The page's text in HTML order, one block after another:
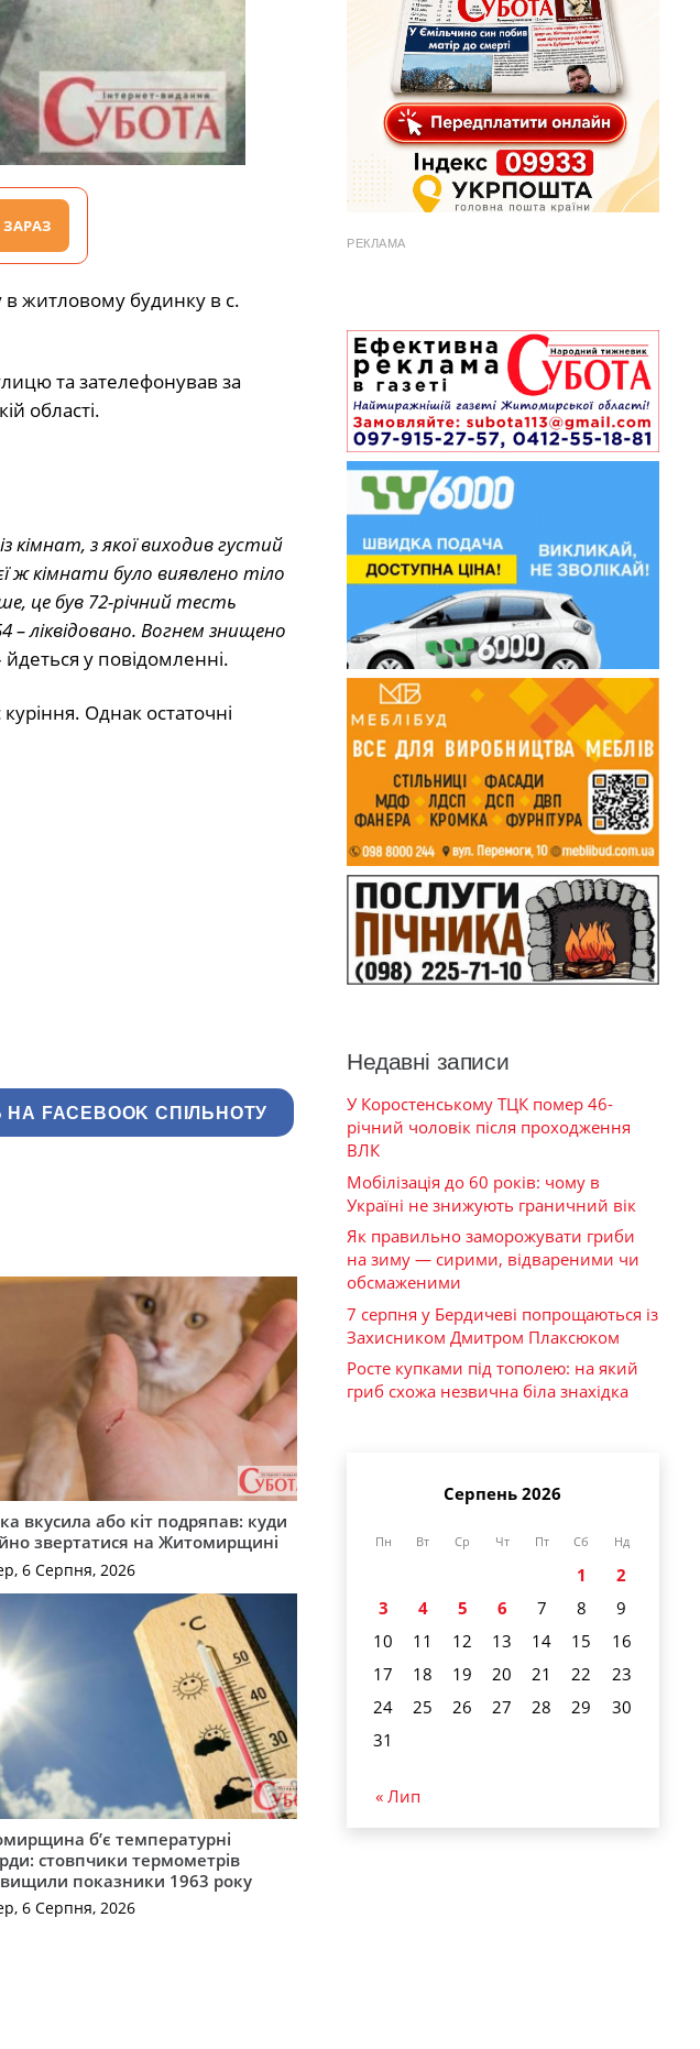
житловому будинку в с.
та зателефонував за
області.
кімнат, з якої виходив густий
ж кімнати було виявлено тіло
це був 72-річний тесть
ліквідовано. Вогнем знищено
йдеться у повідомленні.
Однак остаточні
FACEBOOK СПІЛЬНОТУ
вкусила або кіт подряпав: куди
звертатися на Житомирщині
6 Серпня, 2026
б’є температурні
стовпчики термометрів
показники 1963 року
6 Серпня, 2026
РЕКЛАМА
Недавні записи
У Коростенському ТЦК помер 46-
річний чоловік після проходження
ВЛК
Мобілізація до 60 років: чому в
Україні не знижують граничний вік
Як правильно заморожувати гриби
на зиму — сирими, відвареними чи
обсмаженими
7 серпня у Бердичеві попрощаються із
Захисником Дмитром Плаксюком
Росте купками під тополею: на який
гриб схожа незвична біла знахідка
Серпень 2026
Пн Вт Ср Чт Пт Сб Нд
1
2
3
4 5 6 7 8
9
10
11 12 13 14 15
16
17
18 19 20 21 22
23
24
25 26 27 28 29
30
31
« Лип